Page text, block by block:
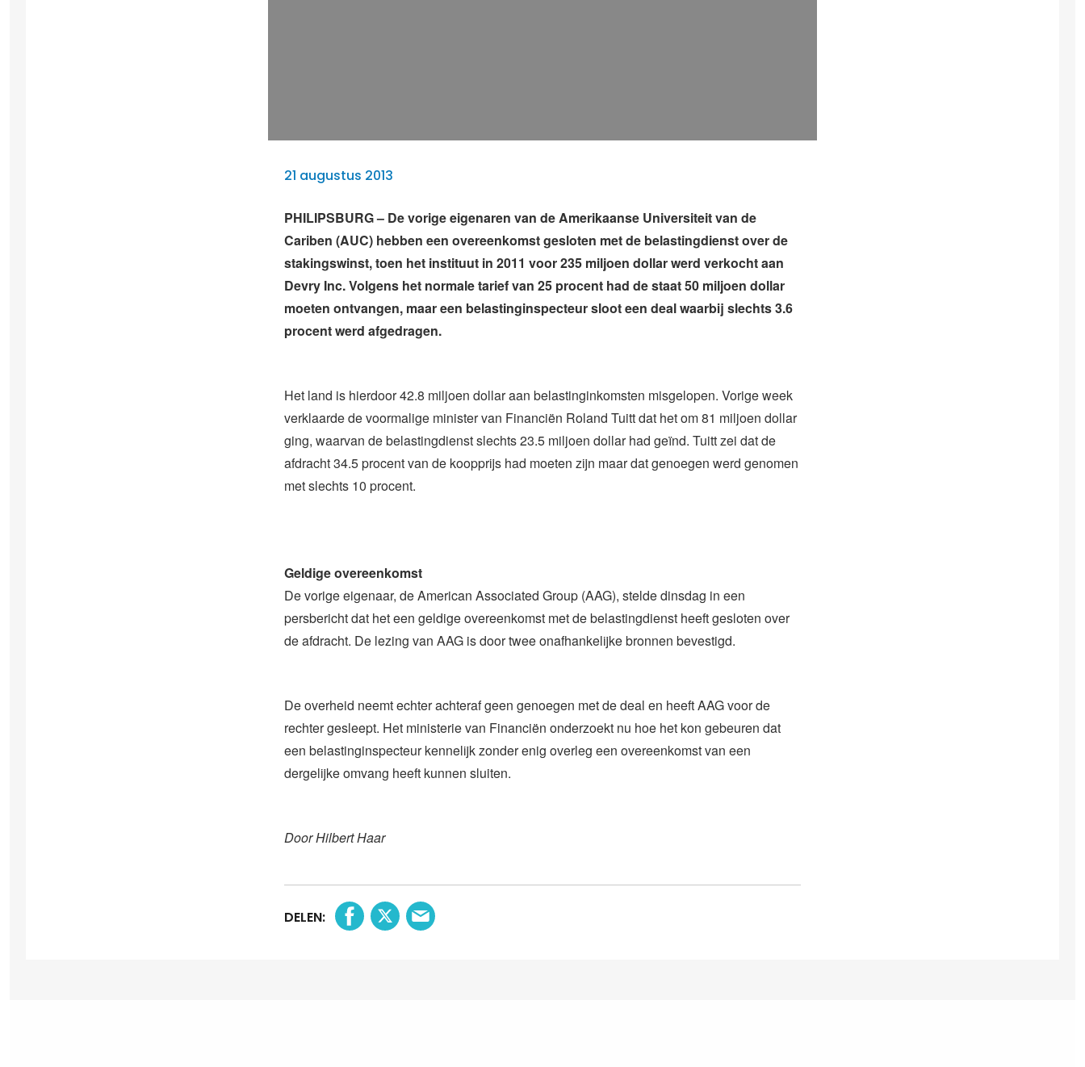
21 augustus 2013
PHILIPSBURG – De vorige eigenaren van de Amerikaanse Universiteit van de
Cariben (AUC) hebben een overeenkomst gesloten met de belastingdienst over de
stakingswinst, toen het instituut in 2011 voor 235 miljoen dollar werd verkocht aan
Devry Inc. Volgens het normale tarief van 25 procent had de staat 50 miljoen dollar
moeten ontvangen, maar een belastinginspecteur sloot een deal waarbij slechts 3.6
procent werd afgedragen.
Het land is hierdoor 42.8 miljoen dollar aan belastinginkomsten misgelopen. Vorige week
verklaarde de voormalige minister van Financiën Roland Tuitt dat het om 81 miljoen dollar
ging, waarvan de belastingdienst slechts 23.5 miljoen dollar had geïnd. Tuitt zei dat de
afdracht 34.5 procent van de koopprijs had moeten zijn maar dat genoegen werd genomen
met slechts 10 procent.
Geldige overeenkomst
De vorige eigenaar, de American Associated Group (AAG), stelde dinsdag in een
persbericht dat het een geldige overeenkomst met de belastingdienst heeft gesloten over
de afdracht. De lezing van AAG is door twee onafhankelijke bronnen bevestigd.
De overheid neemt echter achteraf geen genoegen met de deal en heeft AAG voor de
rechter gesleept. Het ministerie van Financiën onderzoekt nu hoe het kon gebeuren dat
een belastinginspecteur kennelijk zonder enig overleg een overeenkomst van een
dergelijke omvang heeft kunnen sluiten.
Door Hilbert Haar
DELEN: